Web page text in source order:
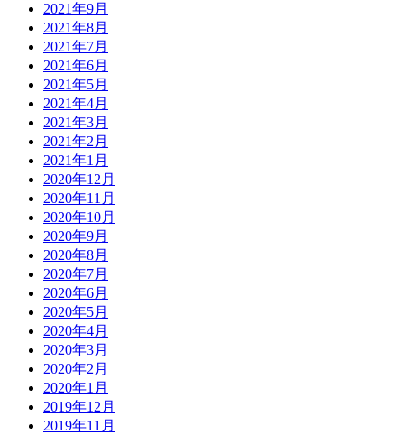
2021年9月
2021年8月
2021年7月
2021年6月
2021年5月
2021年4月
2021年3月
2021年2月
2021年1月
2020年12月
2020年11月
2020年10月
2020年9月
2020年8月
2020年7月
2020年6月
2020年5月
2020年4月
2020年3月
2020年2月
2020年1月
2019年12月
2019年11月